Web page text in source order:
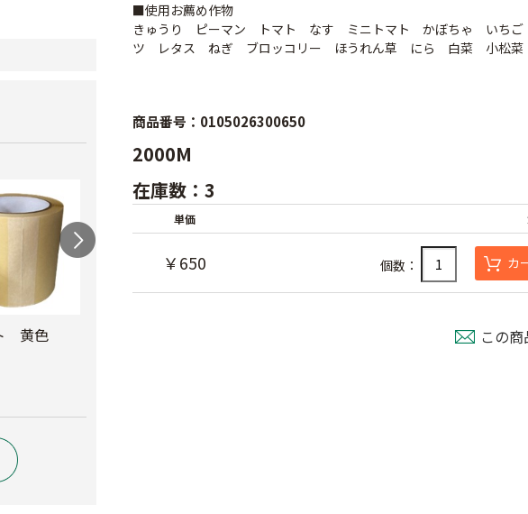
黄色
サンシャインファス
■使用お薦め作物
きゅうり ピーマン トマト なす ミニトマト かぼちゃ いち
ツ レタス ねぎ ブロッコリー ほうれん草 にら 白菜 小松菜
商品番号：0105026300650
2000M
在庫数：3
単価
￥650 個数： カ
この